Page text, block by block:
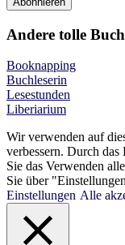
Andere tolle
Booknapping
Buchleserin
Lesestunden
Liberiarium
Wir verwenden auf
verbessern. Durch
Sie das Verwenden
Sie über
Einstellungen Alle